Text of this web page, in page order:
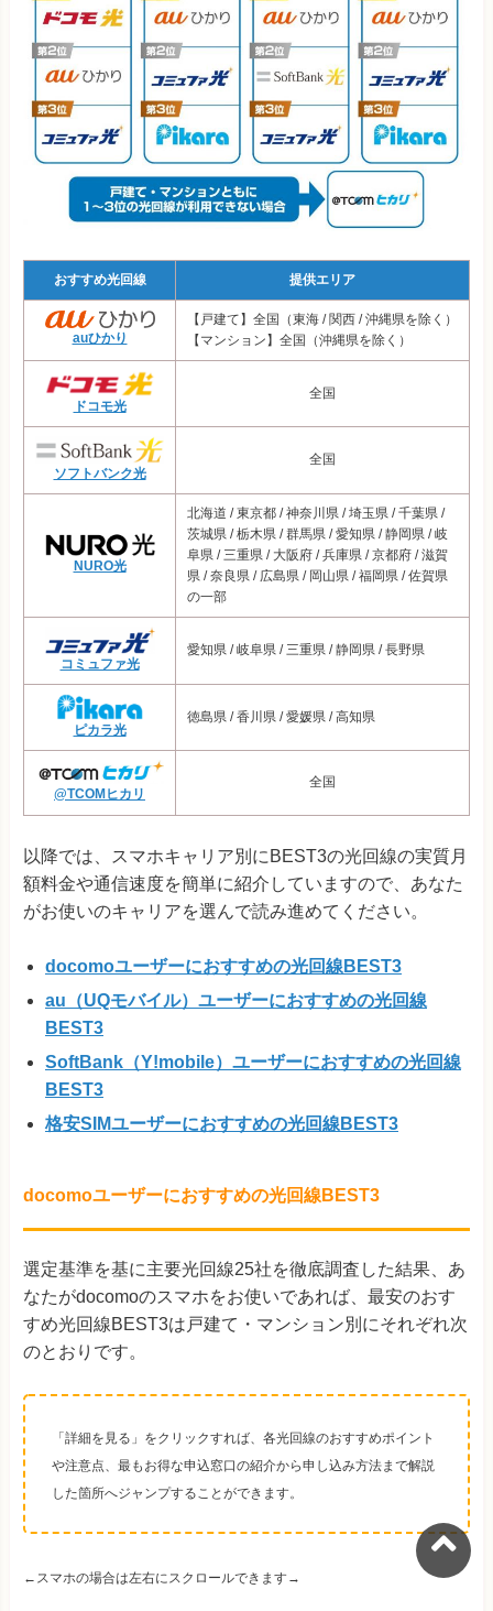
なし
フレッツ光 東日本 7,064円
エキサイト光 4,827円
ぷらら光
U-NEXT光 5,445円
おてがる光
楽天ひかり
おすすめ光回線 提供エリア
auひかり
【戸建て】全国（東海 / 関西 / 沖縄県を除く）
【マンション】全国（沖縄県を除く）
ドコモ光
全国
ソフトバンク光
全国
NURO光
北海道 / 東京都 / 神奈川県 / 埼玉県 / 千葉県 /
茨城県 / 栃木県 / 群馬県 / 愛知県 / 静岡県 / 岐
阜県 / 三重県 / 大阪府 / 兵庫県 / 京都府 / 滋賀
県 / 奈良県 / 広島県 / 岡山県 / 福岡県 / 佐賀県
の一部
コミュファ光
愛知県 / 岐阜県 / 三重県 / 静岡県 / 長野県
ピカラ光
徳島県 / 香川県 / 愛媛県 / 高知県
@TCOMヒカリ
全国
以降では、スマホキャリア別にBEST3の光回線の実質月
額料金や通信速度を簡単に紹介していますので、あなた
がお使いのキャリアを選んで読み進めてください。
docomoユーザーにおすすめの光回線BEST3
au（UQモバイル）ユーザーにおすすめの光回線
BEST3
SoftBank（Y!mobile）ユーザーにおすすめの光回線
BEST3
格安SIMユーザーにおすすめの光回線BEST3
docomoユーザーにおすすめの光回線BEST3
選定基準を基に主要光回線25社を徹底調査した結果、あ
なたがdocomoのスマホをお使いであれば、最安のおす
すめ光回線BEST3は戸建て・マンション別にそれぞれ次
のとおりです。
「詳細を見る」をクリックすれば、各光回線のおすすめポイント
や注意点、最もお得な申込窓口の紹介から申し込み方法まで解説
した箇所へジャンプすることができます。
←スマホの場合は左右にスクロールできます→